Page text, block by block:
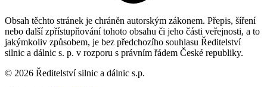
Obsah těchto stránek je chráněn autorským zákonem. Přepis, šíření
nebo další zpřístupňování tohoto obsahu či jeho části veřejnosti, a to
jakýmkoliv způsobem, je bez předchozího souhlasu Ředitelství
silnic a dálnic s. p. v rozporu s právním řádem České republiky.
© 2026 Ředitelství silnic a dálnic s.p.